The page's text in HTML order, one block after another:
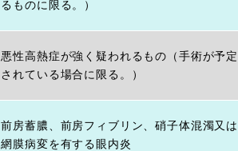
るものに限る。）
悪性高熱症が強く疑われるもの（手術が予定
されている場合に限る。）
前房蓄膿、前房フィブリン、硝子体混濁又は
網膜病変を有する眼内炎